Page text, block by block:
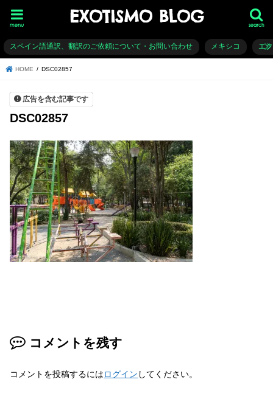
EXOTISMO BLOG search
menu
スペイン語通訳、翻訳のご依頼について・お問い合わせ メキシコ エ
HOME DSC02857
広告を含む記事です
DSC02857
コメントを残す
コメントを投稿するにはログイン してください。